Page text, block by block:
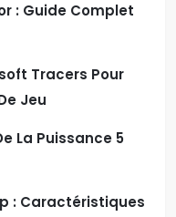
: Guide Complet
Tracers Pour
Jeu
La Puissance 5
: Caractéristiques